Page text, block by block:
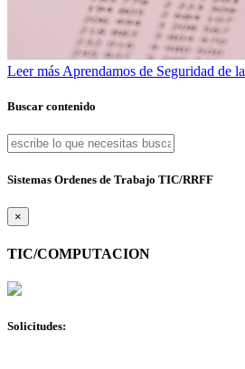
Leer más Aprendamos de Seguridad de
Buscar contenido
Sistemas Ordenes de Trabajo TIC/RRFF
×
TIC/COMPUTACION
Solicitudes: